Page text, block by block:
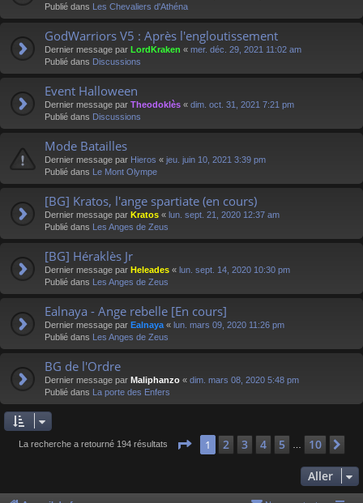
Publié dans Les Chevaliers d'Athéna
GodWarriors V5 : Après l'engloutissement
Dernier message par LordKraken « mer. déc. 29, 2021 11:02 am
Publié dans Discussions
Event Halloween
Dernier message par Theodoklès « dim. oct. 31, 2021 7:21 pm
Publié dans Discussions
Mode Batailles
Dernier message par Hieros « jeu. juin 10, 2021 3:39 pm
Publié dans Le Mont Olympe
[BG] Kratos, l'ange spartiate (en cours)
Dernier message par Kratos « lun. sept. 21, 2020 12:37 am
Publié dans Les Anges de Zeus
[BG] Héraklès Jr
Dernier message par Heleades « lun. sept. 14, 2020 10:30 pm
Publié dans Les Anges de Zeus
Ealnaya - Ange rebelle [En cours]
Dernier message par Ealnaya « lun. mars 09, 2020 11:26 pm
Publié dans Les Anges de Zeus
BG de l'Ordre
Dernier message par Maliphanzo « dim. mars 08, 2020 5:48 pm
Publié dans La porte des Enfers
La recherche a retourné 194 résultats Page 1sur 10
1 2 3 4 5 10
Aller